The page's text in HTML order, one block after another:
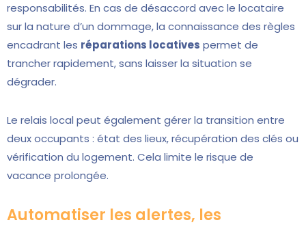
responsabilités. En cas de désaccord avec le locataire
sur la nature d’un dommage, la connaissance des règles
encadrant les réparations locatives permet de
trancher rapidement, sans laisser la situation se
dégrader.
Le relais local peut également gérer la transition entre
deux occupants : état des lieux, récupération des clés ou
vérification du logement. Cela limite le risque de
vacance prolongée.
Automatiser les alertes, les